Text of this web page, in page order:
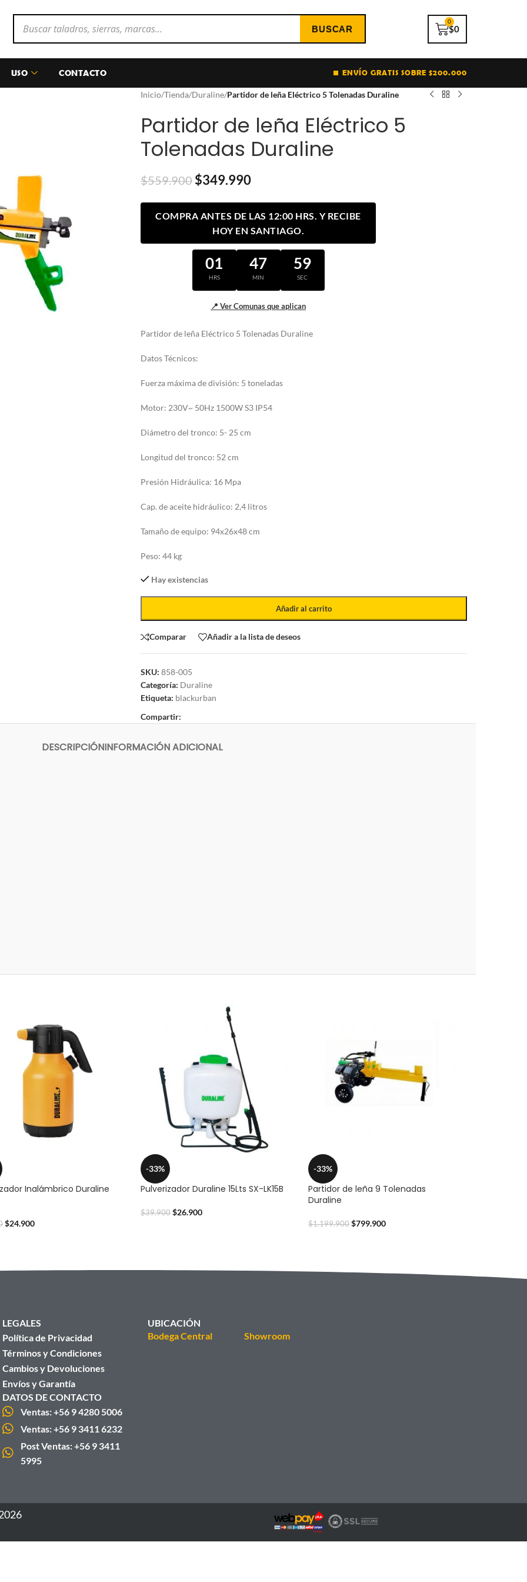
$0
0
USO CONTACTO ENVÍO GRATIS SOBRE $200.000
Inicio/Tienda/Duraline/Partidor de leña Eléctrico 5 Tolenadas Duraline
Partidor de leña Eléctrico 5
Tolenadas Duraline
$559.900 $349.990
COMPRA ANTES DE LAS 12:00 HRS. Y RECIBE
HOY EN SANTIAGO.
01
HRS
47
MIN
59
SEC
📍 Ver Comunas que aplican
Partidor de leña Eléctrico 5 Tolenadas Duraline
Datos Técnicos:
Fuerza máxima de división: 5 toneladas
Motor: 230V~ 50Hz 1500W S3 IP54
Diámetro del tronco: 5- 25 cm
Longitud del tronco: 52 cm
Presión Hidráulica: 16 Mpa
Cap. de aceite hidráulico: 2,4 litros
Tamaño de equipo: 94x26x48 cm
Peso: 44 kg
Hay existencias
Añadir al carrito
Comparar Añadir a la lista de deseos
SKU: 858-005
Categoría: Duraline
Etiqueta: blackurban
Compartir:
DESCRIPCIÓNINFORMACIÓN ADICIONAL
Inalámbrico Duraline
$24.900
-33%
Pulverizador Duraline 15Lts SX-LK15B
$39.900 $26.900
-33%
Partidor de leña 9 Tolenadas
Duraline
$1.199.900 $799.900
LEGALES
Política de Privacidad
Términos y Condiciones
Cambios y Devoluciones
Envíos y Garantía
DATOS DE CONTACTO
Ventas: +56 9 4280 5006
Ventas: +56 9 3411 6232
Post Ventas: +56 9 3411
5995
UBICACIÓN
Bodega Central
Showroom